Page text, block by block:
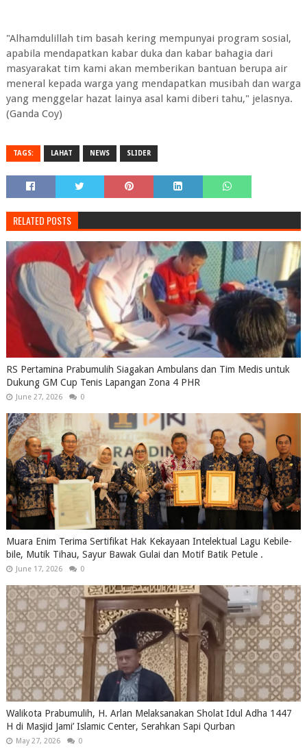
"Alhamdulillah tim basah kering mempunyai program sosial,
apabila mendapatkan kabar duka dan kabar bahagia dari
masyarakat tim kami akan memberikan bantuan berupa air
meneral kepada warga yang mendapatkan musibah dan warga
yang menggelar hazat lainya asal kami diberi tahu," jelasnya.
(Ganda Coy)
TAGS: LAHAT NEWS SLIDER
RELATED POSTS
RS Pertamina Prabumulih Siagakan Ambulans dan Tim Medis untuk
Dukung GM Cup Tenis Lapangan Zona 4 PHR
June 27, 2026 0
Muara Enim Terima Sertifikat Hak Kekayaan Intelektual Lagu Kebile-
bile, Mutik Tihau, Sayur Bawak Gulai dan Motif Batik Petule .
June 17, 2026 0
Walikota Prabumulih, H. Arlan Melaksanakan Sholat Idul Adha 1447
H di Masjid Jami’ Islamic Center, Serahkan Sapi Qurban
May 27, 2026 0